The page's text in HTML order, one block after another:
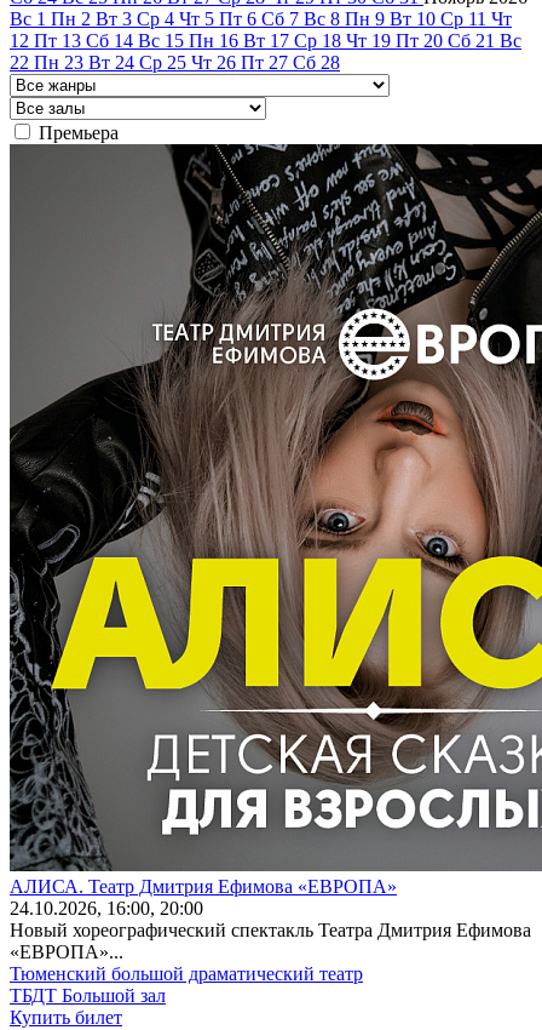
Вс 1 Пн 2 Вт 3 Ср 4 Чт 5 Пт 6 Сб 7 Вс 8 Пн 9 Вт 10 Ср 11 Чт
12 Пт 13 Сб 14 Вс 15 Пн 16 Вт 17 Ср 18 Чт 19 Пт 20 Сб 21 Вс
22 Пн 23 Вт 24 Ср 25 Чт 26 Пт 27 Сб 28
Премьера
АЛИСА. Театр Дмитрия Ефимова «ЕВРОПА»
24.10.2026, 16:00, 20:00
Новый хореографический спектакль Театра Дмитрия Ефимова
«ЕВРОПА»...
Тюменский большой драматический театр
ТБДТ Большой зал
Купить билет